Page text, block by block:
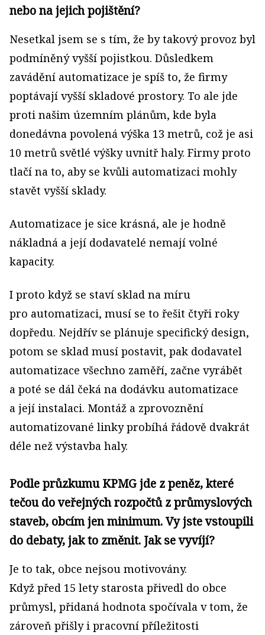
nebo na jejich pojištění?
Nesetkal jsem se s tím, že by takový provoz byl
podmíněný vyšší pojistkou. Důsledkem
zavádění automatizace je spíš to, že firmy
poptávají vyšší skladové prostory. To ale jde
proti našim územním plánům, kde byla
donedávna povolená výška 13 metrů, což je asi
10 metrů světlé výšky uvnitř haly. Firmy proto
tlačí na to, aby se kvůli automatizaci mohly
stavět vyšší sklady.
Automatizace je sice krásná, ale je hodně
nákladná a její dodavatelé nemají volné
kapacity.
I proto když se staví sklad na míru
pro automatizaci, musí se to řešit čtyři roky
dopředu. Nejdřív se plánuje specifický design,
potom se sklad musí postavit, pak dodavatel
automatizace všechno zaměří, začne vyrábět
a poté se dál čeká na dodávku automatizace
a její instalaci. Montáž a zprovoznění
automatizované linky probíhá řádově dvakrát
déle než výstavba haly.
Podle průzkumu KPMG jde z peněz, které
tečou do veřejných rozpočtů z průmyslových
staveb, obcím jen minimum. Vy jste vstoupili
do debaty, jak to změnit. Jak se vyvíjí?
Je to tak, obce nejsou motivovány.
Když před 15 lety starosta přivedl do obce
průmysl, přidaná hodnota spočívala v tom, že
zároveň přišly i pracovní příležitosti